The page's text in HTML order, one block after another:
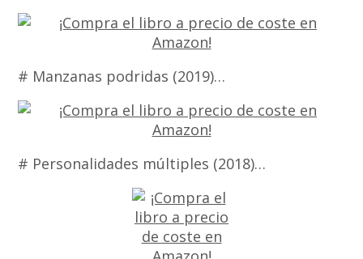
# Manzanas podridas (2019)…
# Personalidades múltiples (2018)…